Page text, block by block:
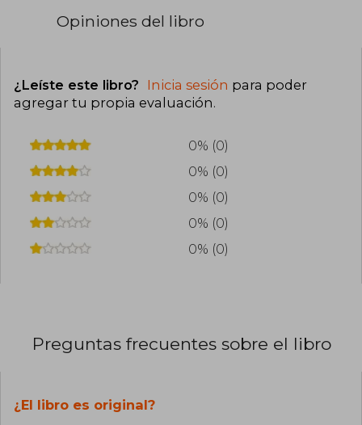
Opiniones del libro
¿Leíste este libro? Inicia sesión para poder
agregar tu propia evaluación.
0% (0)
0% (0)
0% (0)
0% (0)
0% (0)
Preguntas frecuentes sobre el libro
¿El libro es original?